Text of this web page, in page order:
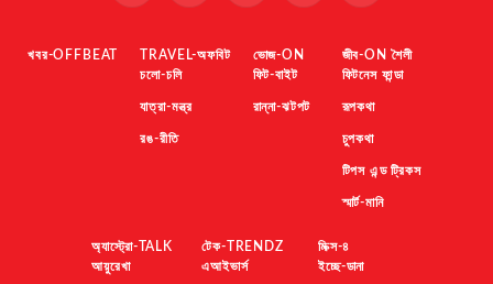
খবর-OFFBEAT
TRAVEL-অফবিট
চলো-চলি
যাত্রা-মন্ত্র
রঙ-রীতি
ভোজ-ON
ফিট-বাইট
রান্না-ঝটপট
জীব-ON শৈলী
ফিটনেস ফান্ডা
রূপকথা
চুপকথা
টিপস এন্ড ট্রিকস
স্মার্ট-মানি
অ্যাস্ট্রো-TALK
আয়ুরেখা
টেক-TRENDZ
এআইভার্স
মিক্স-৪
ইচ্ছে-ডানা